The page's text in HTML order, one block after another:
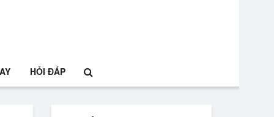
HỎI ĐÁP